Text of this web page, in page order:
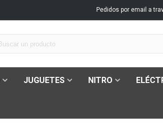
Pedidos por email a
JUGUETES NITRO